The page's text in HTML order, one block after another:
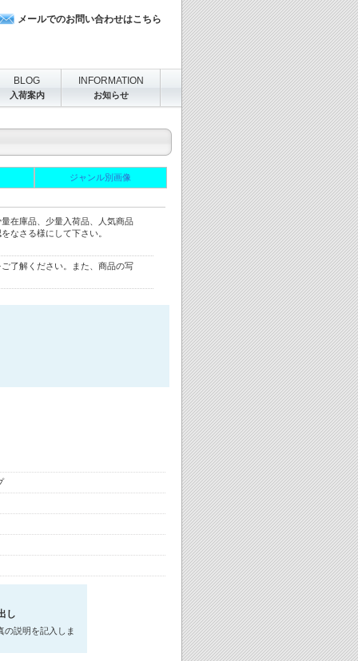
メールでのお問い合わせはこちら
ジャンル別画像
在庫品、少量入荷品、人気商品
なさる様にして下さい。
了解ください。また、商品の写
し
の説明を記入しま
BLOG
入荷案内
INFORMATION
お知らせ